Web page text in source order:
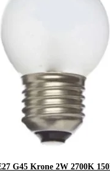
G45 Krone 2W 2700K